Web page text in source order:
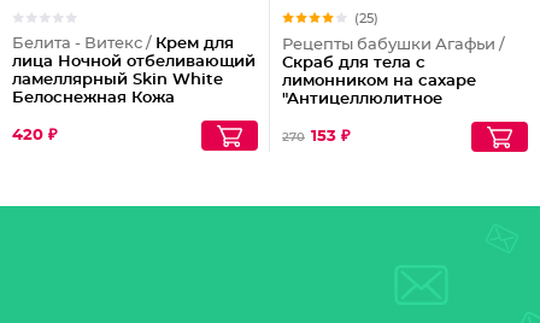
Белита - Витекс / Крем для
лица Ночной отбеливающий
ламеллярный Skin White
Белоснежная Кожа
420 ₽
(25)
Рецепты бабушки Агафьи /
Скраб для тела с
лимонником на сахаре
"Антицеллюлитное
270 153 ₽